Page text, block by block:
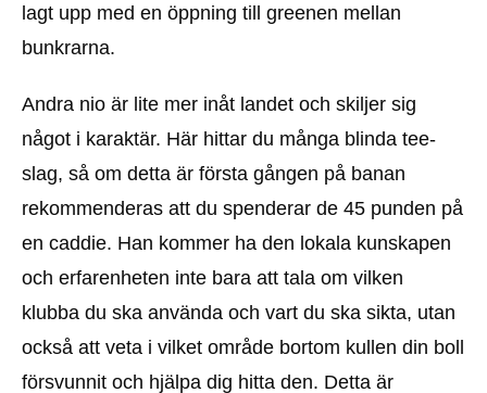
lagt upp med en öppning till greenen mellan
bunkrarna.
Andra nio är lite mer inåt landet och skiljer sig
något i karaktär. Här hittar du många blinda tee-
slag, så om detta är första gången på banan
rekommenderas att du spenderar de 45 punden på
en caddie. Han kommer ha den lokala kunskapen
och erfarenheten inte bara att tala om vilken
klubba du ska använda och vart du ska sikta, utan
också att veta i vilket område bortom kullen din boll
försvunnit och hjälpa dig hitta den. Detta är